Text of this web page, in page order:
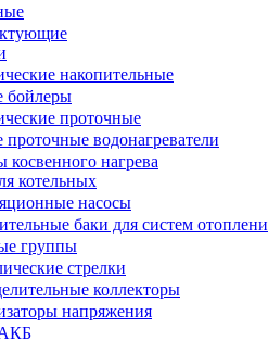
накопительные
бойлеры
проточные
проточные водонагреватели
косвенного нагрева
котельных
насосы
баки для систем
группы
стрелки
коллекторы
напряжения